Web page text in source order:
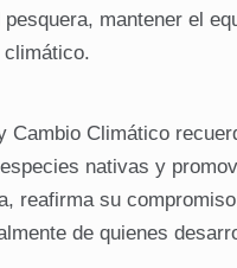
mantener el
Cambio Climático
nativas y
reafirma su
de quienes